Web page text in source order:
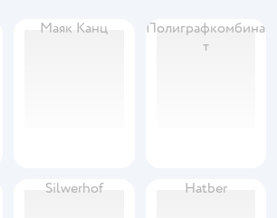
Маяк Канц
Полиграфкомбина
т
Silwerhof Hatber